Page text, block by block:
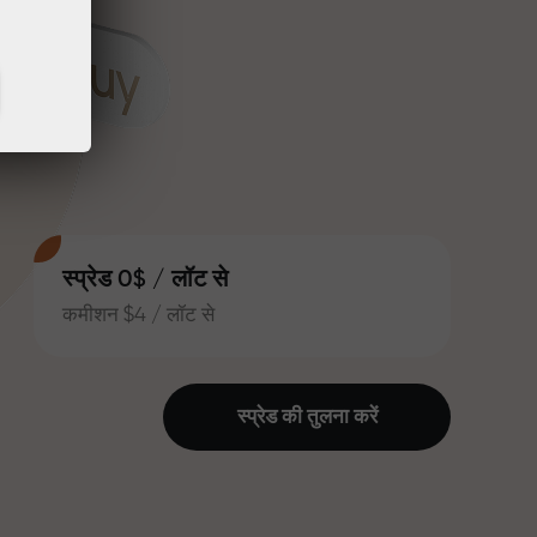
स्प्रेड 0$ / लॉट से
कमीशन $4 / लॉट से
स्प्रेड की तुलना करें